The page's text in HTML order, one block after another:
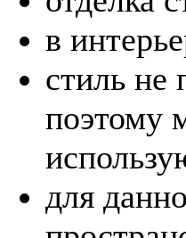
в
стиль не
поэтому
для